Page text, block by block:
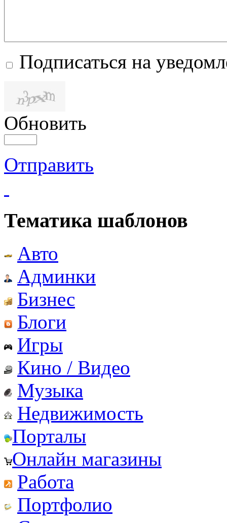
Подписаться на
Обновить
Отправить
Тематика шаблонов
Авто
Админки
Бизнес
Блоги
Игры
Кино / Видео
Музыка
Недвижимость
Порталы
Онлайн магазины
Работа
Портфолио